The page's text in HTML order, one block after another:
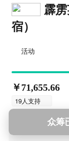
霹
宿）
活动
￥71,655.66
19人支持
第1次更新
众筹